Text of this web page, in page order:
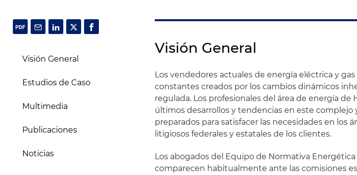
Visión General
Estudios de Caso
Multimedia
Publicaciones
Noticias
Visión General
Los vendedores actuales de energía eléctrica y
constantes creados por los cambios dinámicos
regulada. Los profesionales del área de energía
últimos desarrollos y tendencias en este complejo
preparados para satisfacer las necesidades en los
litigiosos federales y estatales de los clientes.
Los abogados del Equipo de Normativa
comparecen habitualmente ante las comisiones